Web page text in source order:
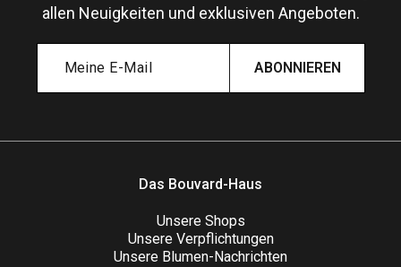
allen Neuigkeiten und exklusiven Angeboten.
ABONNIEREN
Das Bouvard-Haus
Unsere Shops
Unsere Verpflichtungen
Unsere Blumen-Nachrichten